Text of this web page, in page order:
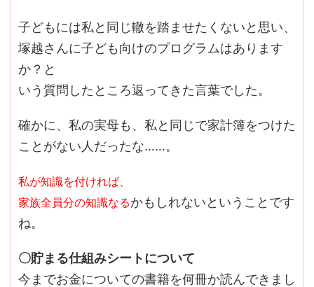
子どもには私と同じ轍を踏ませたくないと思い、
塚越さんに子ども向けのプログラムはあります
か？と
いう質問したところ返ってきた言葉でした。
確かに、私の実母も、私と同じで家計簿をつけた
ことがない人だったな……。
私が知識を付ければ、
家族全員分の知識なるかもしれないということです
ね。
〇貯まる仕組みシートについて
今までお金についての書籍を何冊か読んできまし